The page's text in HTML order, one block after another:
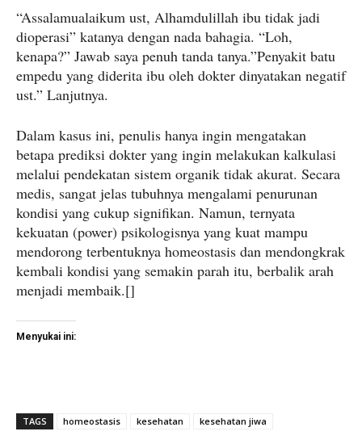
“Assalamualaikum ust, Alhamdulillah ibu tidak jadi
dioperasi” katanya dengan nada bahagia. “Loh,
kenapa?” Jawab saya penuh tanda tanya.”Penyakit batu
empedu yang diderita ibu oleh dokter dinyatakan negatif
ust.” Lanjutnya.
Dalam kasus ini, penulis hanya ingin mengatakan
betapa prediksi dokter yang ingin melakukan kalkulasi
melalui pendekatan sistem organik tidak akurat. Secara
medis, sangat jelas tubuhnya mengalami penurunan
kondisi yang cukup signifikan. Namun, ternyata
kekuatan (power) psikologisnya yang kuat mampu
mendorong terbentuknya homeostasis dan mendongkrak
kembali kondisi yang semakin parah itu, berbalik arah
menjadi membaik.[]
Menyukai ini:
TAGS homeostasis kesehatan kesehatan jiwa